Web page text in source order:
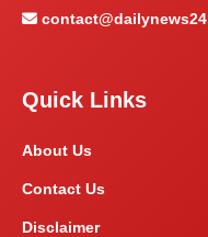
Quick Links
About Us
Contact Us
Disclaimer